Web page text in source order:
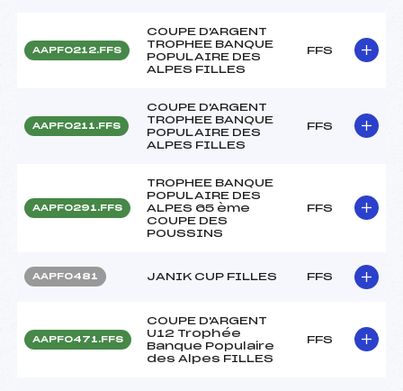
AAPF0212.FFS
COUPE D'ARGENT
TROPHEE BANQUE
POPULAIRE DES
ALPES FILLES
FFS
AAPF0211.FFS
COUPE D'ARGENT
TROPHEE BANQUE
POPULAIRE DES
ALPES FILLES
FFS
AAPF0291.FFS
TROPHEE BANQUE
POPULAIRE DES
ALPES 65 ème
COUPE DES
POUSSINS
FFS
AAPF0481 JANIK CUP FILLES FFS
AAPF0471.FFS
COUPE D'ARGENT
U12 Trophée
Banque Populaire
des Alpes FILLES
FFS